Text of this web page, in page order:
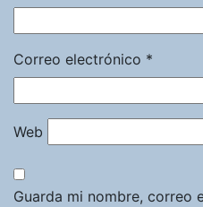
Correo electrónico *
Web
Guarda mi nombre, correo